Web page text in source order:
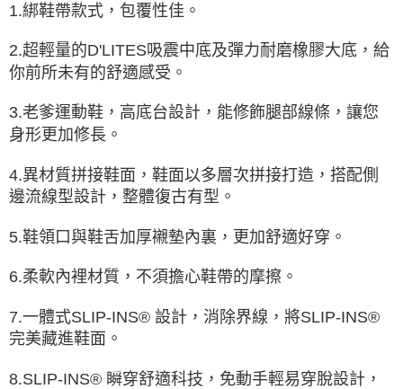
1.綁鞋帶款式，包覆性佳。
2.超輕量的D'LITES吸震中底及彈力耐磨橡膠大底，給
你前所未有的舒適感受。
3.老爹運動鞋，高底台設計，能修飾腿部線條，讓您
身形更加修長。
4.異材質拼接鞋面，鞋面以多層次拼接打造，搭配側
邊流線型設計，整體復古有型。
5.鞋領口與鞋舌加厚襯墊內裏，更加舒適好穿。
6.柔軟內裡材質，不須擔心鞋帶的摩擦。
7.一體式SLIP-INS® 設計，消除界線，將SLIP-INS®
完美藏進鞋面。
8.SLIP-INS® 瞬穿舒適科技，免動手輕易穿脫設計，